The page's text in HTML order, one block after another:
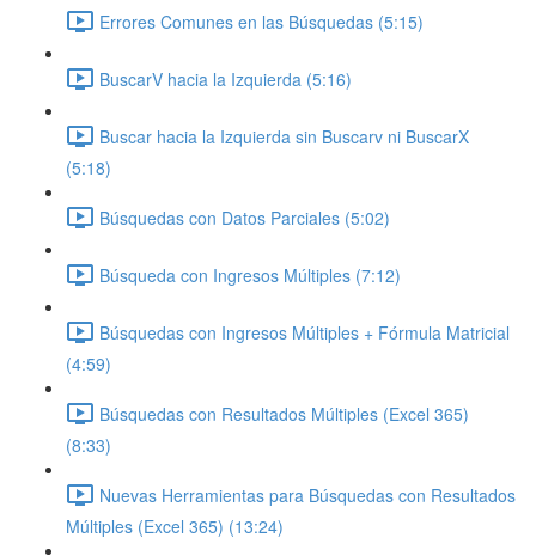
Errores Comunes en las Búsquedas (5:15)
BuscarV hacia la Izquierda (5:16)
Buscar hacia la Izquierda sin Buscarv ni BuscarX
(5:18)
Búsquedas con Datos Parciales (5:02)
Búsqueda con Ingresos Múltiples (7:12)
Búsquedas con Ingresos Múltiples + Fórmula Matricial
(4:59)
Búsquedas con Resultados Múltiples (Excel 365)
(8:33)
Nuevas Herramientas para Búsquedas con Resultados
Múltiples (Excel 365) (13:24)